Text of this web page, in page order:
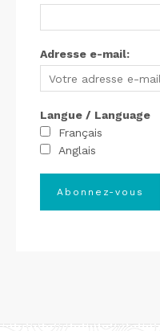
Adresse e-mail:
Langue / Language
Français
Anglais